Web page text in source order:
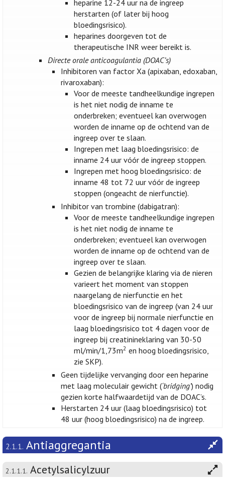
heparine 12-24 uur na de ingreep
herstarten (of later bij hoog
bloedingsrisico).
heparines doorgeven tot de
therapeutische INR weer bereikt is.
Directe orale anticoagulantia (DOAC’s)
Inhibitoren van factor Xa (apixaban, edoxaban,
rivaroxaban):
Voor de meeste tandheelkundige ingrepen
is het niet nodig de inname te
onderbreken; eventueel kan overwogen
worden de inname op de ochtend van de
ingreep over te slaan.
Ingrepen met laag bloedingsrisico: de
inname 24 uur vóór de ingreep stoppen.
Ingrepen met hoog bloedingsrisico: de
inname 48 tot 72 uur vóór de ingreep
stoppen (ongeacht de nierfunctie).
Inhibitor van trombine (dabigatran):
Voor de meeste tandheelkundige ingrepen
is het niet nodig de inname te
onderbreken; eventueel kan overwogen
worden de inname op de ochtend van de
ingreep over te slaan.
Gezien de belangrijke klaring via de nieren
varieert het moment van stoppen
naargelang de nierfunctie en het
bloedingsrisico van de ingreep (van 24 uur
voor de ingreep bij normale nierfunctie en
laag bloedingsrisico tot 4 dagen voor de
ingreep bij creatinineklaring van 30-50
ml/min/1,73m2 en hoog bloedingsrisico,
zie SKP).
Geen tijdelijke vervanging door een heparine
met laag moleculair gewicht (‘bridging’) nodig
gezien korte halfwaardetijd van de DOAC’s.
Herstarten 24 uur (laag bloedingsrisico) tot
48 uur (hoog bloedingsrisico) na de ingreep.
2.1.1. Antiaggregantia
2.1.1.1. Acetylsalicylzuur